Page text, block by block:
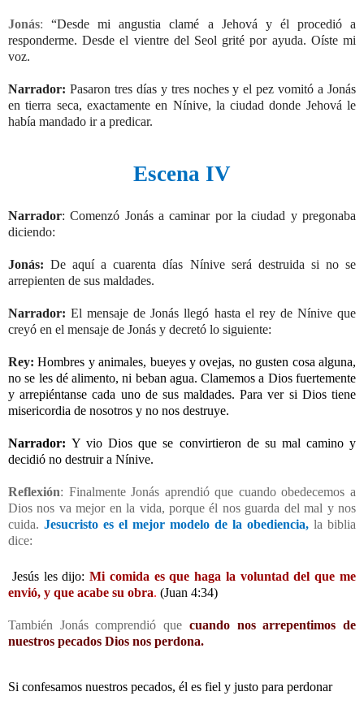
Jonás:“Desde mi angustia clamé a Jehová y él procedió a
responderme.Desde el vientre del Seol grité por ayuda. Oíste mi
voz.
Narrador: Pasaron tres días y tres noches y el pez vomitó a Jonás
en tierra seca, exactamente en Nínive, la ciudad donde Jehová le
había mandado ir a predicar.
Escena IV
Narrador: Comenzó Jonás a caminar por la ciudad y pregonaba
diciendo:
Jonás: De aquí a cuarenta días Nínive será destruida si no se
arrepienten de sus maldades.
Narrador: El mensaje de Jonás llegó hasta el rey de Nínive que
creyó en el mensaje de Jonás y decretó lo siguiente:
Rey:Hombres y animales, bueyes y ovejas, no gusten cosa alguna,
no se les dé alimento, ni beban agua. Clamemos a Dios fuertemente
y arrepiéntanse cada uno de sus maldades. Para ver si Dios tiene
misericordia de nosotros y no nos destruye.
Narrador:Y vio Dios que se convirtieron de su mal camino y
decidió no destruir a Nínive.
Reflexión: Finalmente Jonás aprendió que cuando obedecemos a
Dios nos va mejor en la vida, porque él nos guarda del mal y nos
cuida. Jesucristo es el mejor modelo de la obediencia, la biblia
dice:
Jesús les dijo:Mi comida es que haga la voluntad del que me
envió, y que acabe su obra. (Juan 4:34)
También Jonás comprendió que cuando nos arrepentimos de
nuestros pecados Dios nos perdona.
Si confesamos nuestros pecados, él es fiel y justo para perdonar